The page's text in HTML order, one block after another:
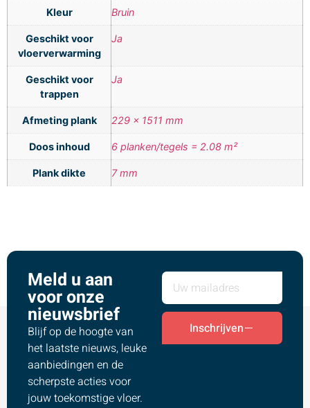
Kleur Bruin
Geschikt voor
vloerverwarming
Ja
Geschikt voor
trappen
Ja
Afmeting plank 229 x 1511 mm
Doos inhoud 6 planken/tegels = 2.08 m²
Plank dikte 7 mm
Meld u aan
voor onze
nieuwsbrief
Blijf op de hoogte van
het laatste nieuws, leuke
aanbiedingen en de
scherpste acties voor
jouw toekomstige vloer.
Inschrijven